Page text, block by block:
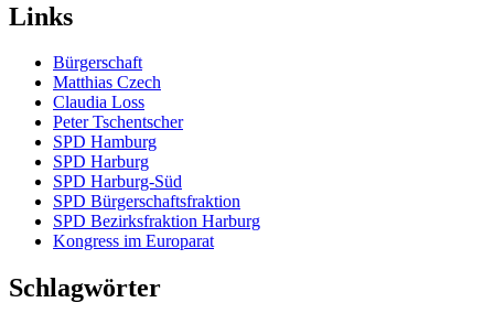
Links
Bürgerschaft
Matthias Czech
Claudia Loss
Peter Tschentscher
SPD Hamburg
SPD Harburg
SPD Harburg-Süd
SPD Bürgerschaftsfraktion
SPD Bezirksfraktion Harburg
Kongress im Europarat
Schlagwörter